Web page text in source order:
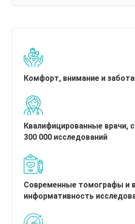
Комфорт, внимание и
Квалифицированные врачи,
300 000 исследований
Современные томографы и
информативность